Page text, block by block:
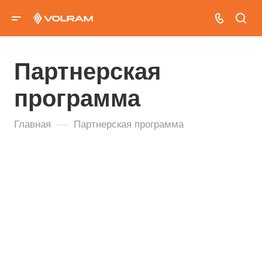
Партнерская
программа
Главная — Партнерская программа